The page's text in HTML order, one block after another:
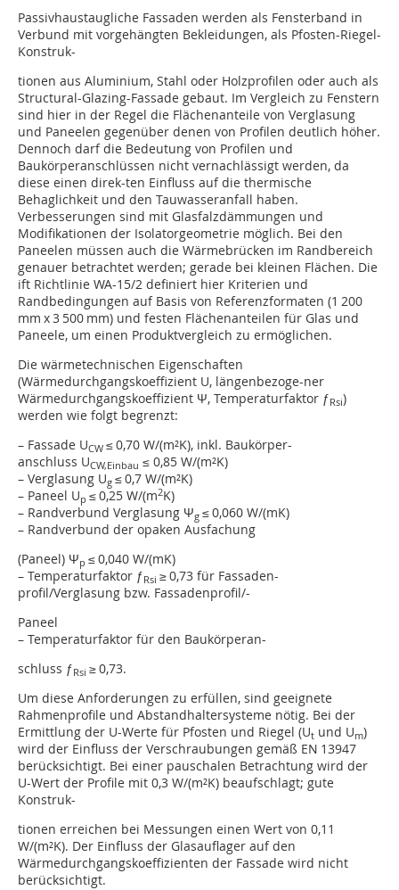
Passivhaustaugliche Fassaden werden als Fensterband in
Verbund mit vorgehängten Bekleidungen, als Pfosten-Riegel-
Konstruk-
tionen aus Aluminium, Stahl oder Holzprofilen oder auch als
Structural-Glazing-Fassade gebaut. Im Vergleich zu Fenstern
sind hier in der Regel die Flächenanteile von Verglasung
und Paneelen gegenüber denen von Profilen deutlich höher.
Dennoch darf die Bedeutung von Profilen und
Baukörperanschlüssen nicht vernachlässigt werden, da
diese einen direk-ten Einfluss auf die thermische
Behaglichkeit und den Tauwasseranfall haben.
Verbesserungen sind mit Glasfalzdämmungen und
Modifikationen der Isolatorgeometrie möglich. Bei den
Paneelen müssen auch die Wärmebrücken im Randbereich
genauer betrachtet werden; gerade bei kleinen Flächen. Die
ift Richtlinie WA-15/2 definiert hier Kriterien und
Randbedingungen auf Basis von Referenzformaten (1 200
mm x 3 500 mm) und festen Flächenanteilen für Glas und
Paneele, um einen Produktvergleich zu ermöglichen.
Die wärmetechnischen Eigenschaften
(Wärmedurchgangskoeffizient U, längenbezoge-ner
Wärmedurchgangskoeffizient Ψ, Temperaturfaktor ƒRsi)
werden wie folgt begrenzt:
– Fassade UCW ≤ 0,70 W/(m²K), inkl. Baukörper-
anschluss UCW,Einbau ≤ 0,85 W/(m²K)
– Verglasung Ug ≤ 0,7 W/(m²K)
– Paneel Up ≤ 0,25 W/(m2K)
– Randverbund Verglasung Ψg ≤ 0,060 W/(mK)
– Randverbund der opaken Ausfachung
(Paneel) Ψp ≤ 0,040 W/(mK)
– Temperaturfaktor ƒRsi ≥ 0,73 für Fassaden-
profil/Verglasung bzw. Fassadenprofil/-
Paneel
– Temperaturfaktor für den Baukörperan-
schluss ƒRsi ≥ 0,73.
Um diese Anforderungen zu erfüllen, sind geeignete
Rahmenprofile und Abstandhaltersysteme nötig. Bei der
Ermittlung der U-Werte für Pfosten und Riegel (Ut und Um)
wird der Einfluss der Verschraubungen gemäß EN 13947
berücksichtigt. Bei einer pauschalen Betrachtung wird der
U-Wert der Profile mit 0,3 W/(m²K) beaufschlagt; gute
Konstruk-
tionen erreichen bei Messungen einen Wert von 0,11
W/(m²K). Der Einfluss der Glasauflager auf den
Wärmedurchgangskoeffizienten der Fassade wird nicht
berücksichtigt.